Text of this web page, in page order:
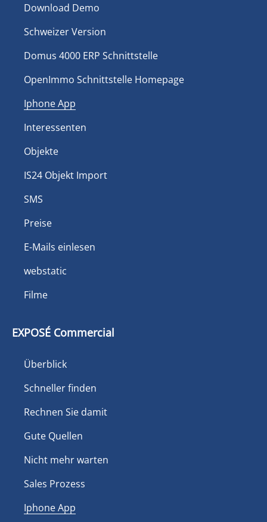
Download Demo
Schweizer Version
Domus 4000 ERP Schnittstelle
OpenImmo Schnittstelle Homepage
Iphone App
Interessenten
Objekte
IS24 Objekt Import
SMS
Preise
E-Mails einlesen
webstatic
Filme
EXPOSÉ Commercial
Überblick
Schneller finden
Rechnen Sie damit
Gute Quellen
Nicht mehr warten
Sales Prozess
Iphone App